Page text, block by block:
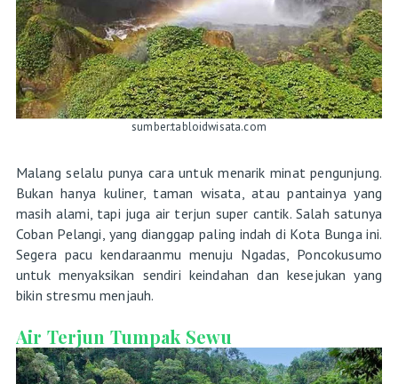
sumber:tabloidwisata.com
Malang selalu punya cara untuk menarik minat pengunjung.
Bukan hanya kuliner, taman wisata, atau pantainya yang
masih alami, tapi juga air terjun super cantik. Salah satunya
Coban Pelangi, yang dianggap paling indah di Kota Bunga ini.
Segera pacu kendaraanmu menuju Ngadas, Poncokusumo
untuk menyaksikan sendiri keindahan dan kesejukan yang
bikin stresmu menjauh.
Air Terjun Tumpak Sewu